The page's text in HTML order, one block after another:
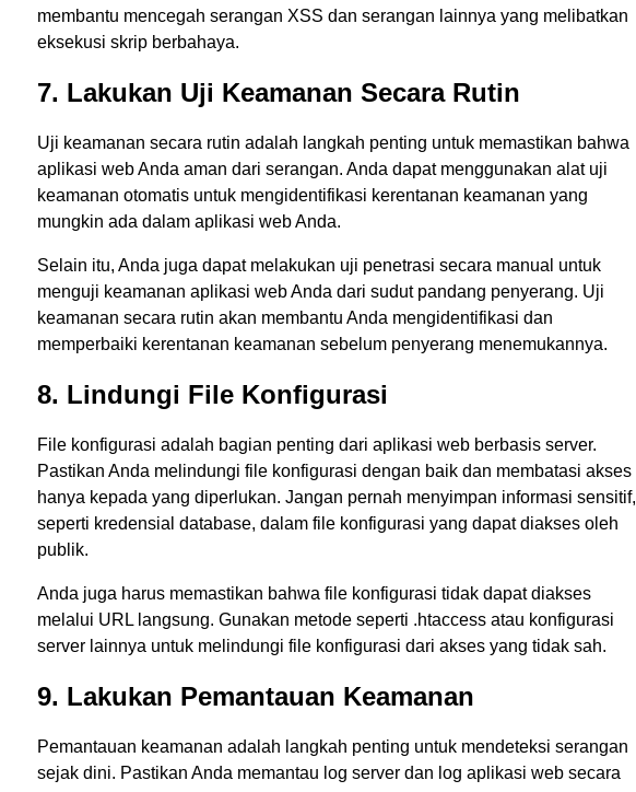
membantu mencegah serangan XSS dan serangan lainnya yang melibatkan
eksekusi skrip berbahaya.
7. Lakukan Uji Keamanan Secara Rutin
Uji keamanan secara rutin adalah langkah penting untuk memastikan bahwa
aplikasi web Anda aman dari serangan. Anda dapat menggunakan alat uji
keamanan otomatis untuk mengidentifikasi kerentanan keamanan yang
mungkin ada dalam aplikasi web Anda.
Selain itu, Anda juga dapat melakukan uji penetrasi secara manual untuk
menguji keamanan aplikasi web Anda dari sudut pandang penyerang. Uji
keamanan secara rutin akan membantu Anda mengidentifikasi dan
memperbaiki kerentanan keamanan sebelum penyerang menemukannya.
8. Lindungi File Konfigurasi
File konfigurasi adalah bagian penting dari aplikasi web berbasis server.
Pastikan Anda melindungi file konfigurasi dengan baik dan membatasi akses
hanya kepada yang diperlukan. Jangan pernah menyimpan informasi sensitif,
seperti kredensial database, dalam file konfigurasi yang dapat diakses oleh
publik.
Anda juga harus memastikan bahwa file konfigurasi tidak dapat diakses
melalui URL langsung. Gunakan metode seperti .htaccess atau konfigurasi
server lainnya untuk melindungi file konfigurasi dari akses yang tidak sah.
9. Lakukan Pemantauan Keamanan
Pemantauan keamanan adalah langkah penting untuk mendeteksi serangan
sejak dini. Pastikan Anda memantau log server dan log aplikasi web secara